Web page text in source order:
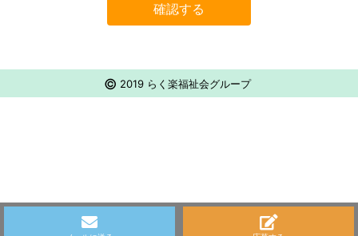
確認する
© 2019 らく楽福祉会グループ